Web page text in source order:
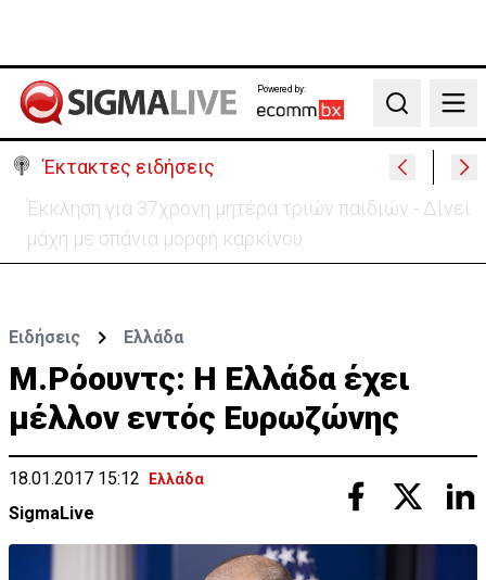
Powered by:
Search
Έκτακτες ειδήσεις
Γερμανία: Συγκρούστηκαν δύο τραμ - Τουλάχιστον
25 τραυματίες, οι 7 σοβαρά
Ειδήσεις Ελλάδα
Μ.Ρόουντς: Η Ελλάδα έχει
μέλλον εντός Ευρωζώνης
18.01.2017 15:12 Ελλάδα
SigmaLive